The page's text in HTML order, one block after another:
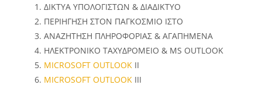
ΔΙΚΤΥΑ ΥΠΟΛΟΓΙΣΤΩΝ & ΔΙΑΔΙΚΤΥΟ
ΠΕΡΙΗΓΗΣΗ ΣΤΟΝ ΠΑΓΚΟΣΜΙΟ ΙΣΤΟ
ΑΝΑΖΗΤΗΣΗ ΠΛΗΡΟΦΟΡΙΑΣ & ΑΓΑΠΗΜΕΝΑ
ΗΛΕΚΤΡΟΝIΚΟ ΤΑΧΥΔΡΟΜΕΙΟ & MS OUTLOOK
MICROSOFT OUTLOOK II
MICROSOFT OUTLOOK III